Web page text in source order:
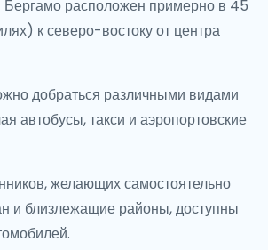
расположен примерно в 45
к северо-востоку от центра
добраться различными видами
автобусы, такси и аэропортовские
желающих самостоятельно
и близлежащие районы, доступны